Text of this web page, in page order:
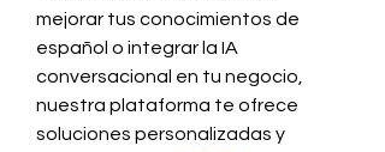
mejorar tus conocimientos de
español o integrar la IA
conversacional en tu negocio,
nuestra plataforma te ofrece
soluciones personalizadas y